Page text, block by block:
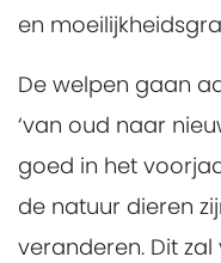
en
De welpen gaan
‘van oud naar
goed in het
de natuur dieren
veranderen. Dit